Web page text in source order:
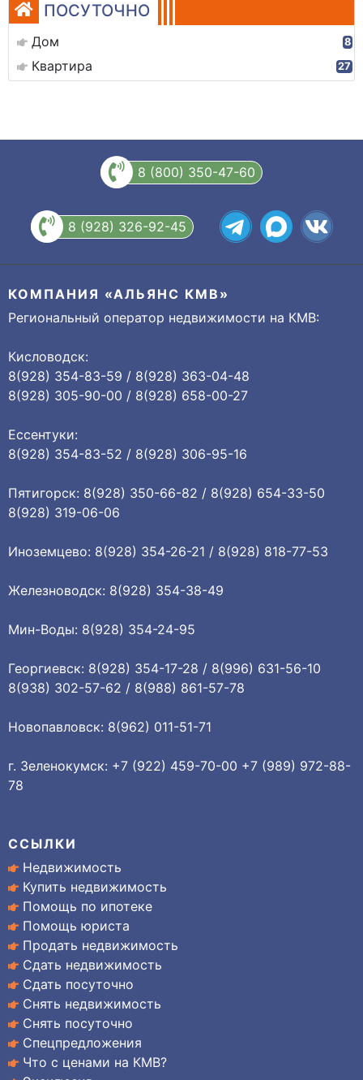
ПОСУТОЧНО
Дом 8
Квартира 27
8 (800) 350-47-60
8 (928) 326-92-45
КОМПАНИЯ «АЛЬЯНС КМВ»
Региональный оператор недвижимости на КМВ:
Кисловодск:
8(928) 354-83-59 / 8(928) 363-04-48
8(928) 305-90-00 / 8(928) 658-00-27
Ессентуки:
8(928) 354-83-52 / 8(928) 306-95-16
Пятигорск: 8(928) 350-66-82 / 8(928) 654-33-50
8(928) 319-06-06
Иноземцево: 8(928) 354-26-21 / 8(928) 818-77-53
Железноводск: 8(928) 354-38-49
Мин-Воды: 8(928) 354-24-95
Георгиевск: 8(928) 354-17-28 / 8(996) 631-56-10
8(938) 302-57-62 / 8(988) 861-57-78
Новопавловск: 8(962) 011-51-71
г. Зеленокумск: +7 (922) 459-70-00 +7 (989) 972-88-
78
ССЫЛКИ
Недвижимость
Купить недвижимость
Помощь по ипотеке
Помощь юриста
Продать недвижимость
Сдать недвижимость
Сдать посуточно
Снять недвижимость
Снять посуточно
Спецпредложения
Что с ценами на КМВ?